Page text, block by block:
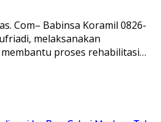
Com– Babinsa Koramil 0826-
melaksanakan
proses rehabilitasi…